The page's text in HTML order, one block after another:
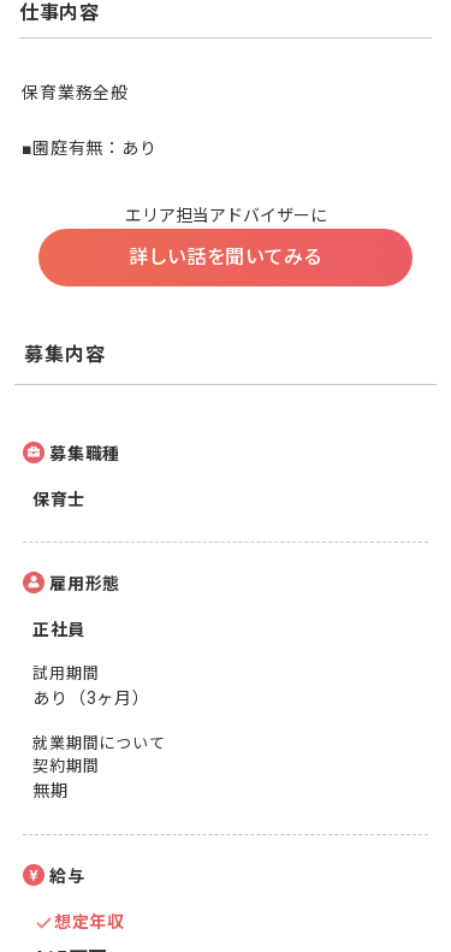
仕事内容
保育業務全般
■園庭有無：あり
エリア担当アドバイザーに
詳しい話を聞いてみる
募集内容
募集職種
保育士
雇用形態
正社員
試用期間
あり（3ヶ月）
就業期間について
契約期間
無期
給与
想定年収